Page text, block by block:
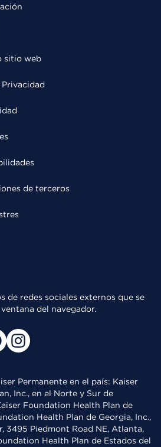
sitio web
de terceros
de redes sociales externos que se
del navegador.
Permanente en el país: Kaiser
Inc., en el Norte y Sur de
Foundation Health Plan de
Health Plan de Georgia, Inc.,
3495 Piedmont Road NE, Atlanta,
Health Plan de Estados del